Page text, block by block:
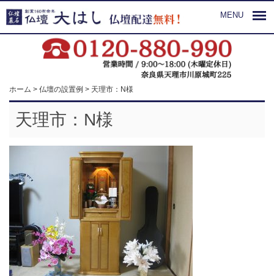
MENU
ホーム > 仏壇の設置例 > 天理市：N様
天理市：N様